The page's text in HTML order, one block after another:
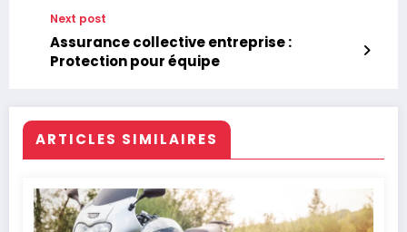
Next post
Assurance collective entreprise :
Protection pour équipe
ARTICLES SIMILAIRES